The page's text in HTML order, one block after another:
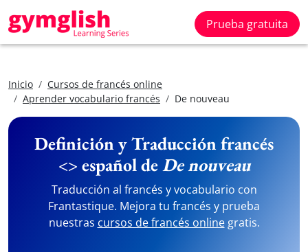
Prueba gratuita
Inicio
Cursos de francés online
Aprender vocabulario francés
De nouveau
Definición y Traducción francés
<> español deDe nouveau
Traducción al francés y vocabulario con
Frantastique. Mejora tu francés y prueba
nuestras cursos de francés onlinegratis.